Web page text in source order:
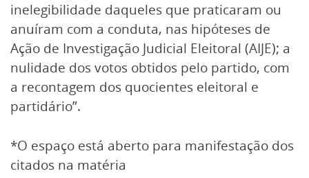
inelegibilidade daqueles que praticaram ou
anuíram com a conduta, nas hipóteses de
Ação de Investigação Judicial Eleitoral (AIJE); a
nulidade dos votos obtidos pelo partido, com
a recontagem dos quocientes eleitoral e
partidário”.
*O espaço está aberto para manifestação dos
citados na matéria